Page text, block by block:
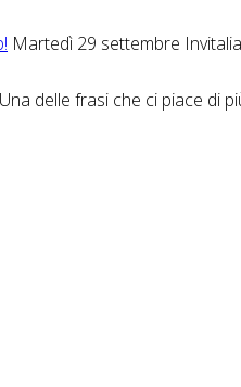
Martedì 29 settembre
Una delle frasi che ci piace di